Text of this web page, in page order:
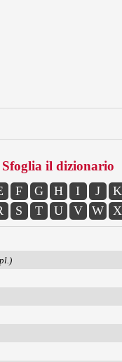
Sfoglia il dizionario
F G H I J K
S T U V W X